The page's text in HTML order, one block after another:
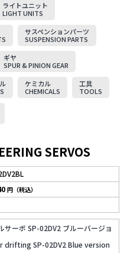
ライトユニット
LIGHT UNITS
サスペンションパーツ
SUSPENSION PARTS
ギヤ
SPUR & PINION GEAR
ケミカル
CHEMICALS
工具
TOOLS
SERVOS
サーボ SP-02DV2 ブルーバージョ
SP-02DV2 Blue version
円（税込）